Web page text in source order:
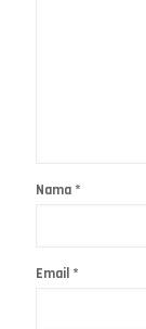
Nama *
Email *